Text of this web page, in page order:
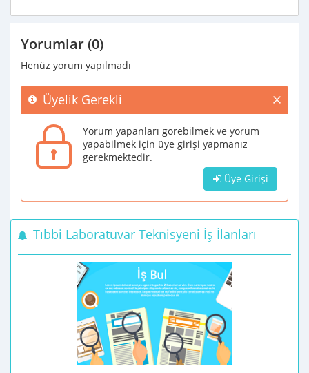
Yorumlar (0)
Henüz yorum yapılmadı
Üyelik Gerekli
Yorum yapanları görebilmek ve yorum
yapabilmek için üye girişi yapmanız
gerekmektedir.
Üye Girişi
Tıbbi Laboratuvar Teknisyeni İş İlanları